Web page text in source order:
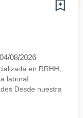
04/08/2026
en RRHH,
laboral.
Desde nuestra